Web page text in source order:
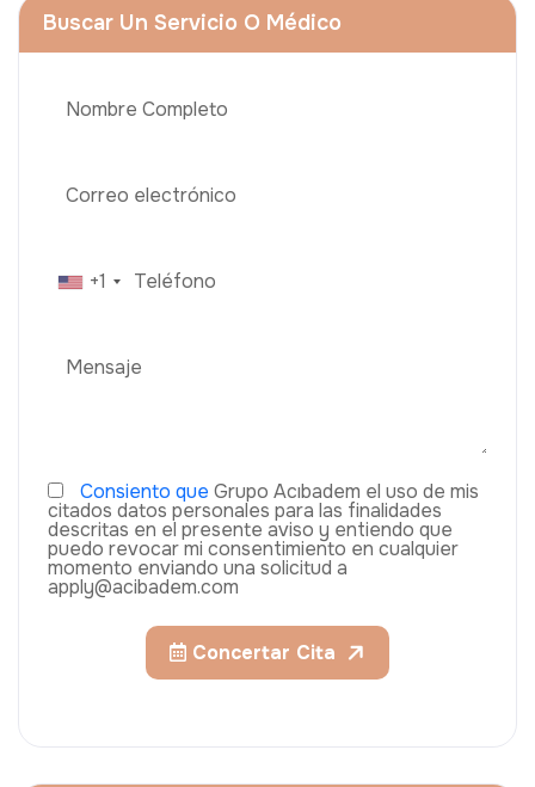
Buscar Un Servicio O Médico
+1
Consiento que Grupo Acıbadem el uso de mis
citados datos personales para las finalidades
descritas en el presente aviso y entiendo que
puedo revocar mi consentimiento en cualquier
momento enviando una solicitud a
apply@acibadem.com
Concertar Cita